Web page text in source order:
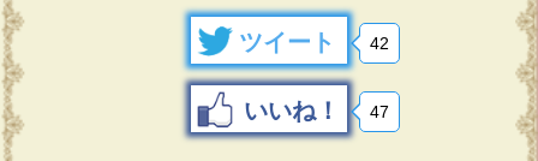
ツイート 42
いいね！ 47